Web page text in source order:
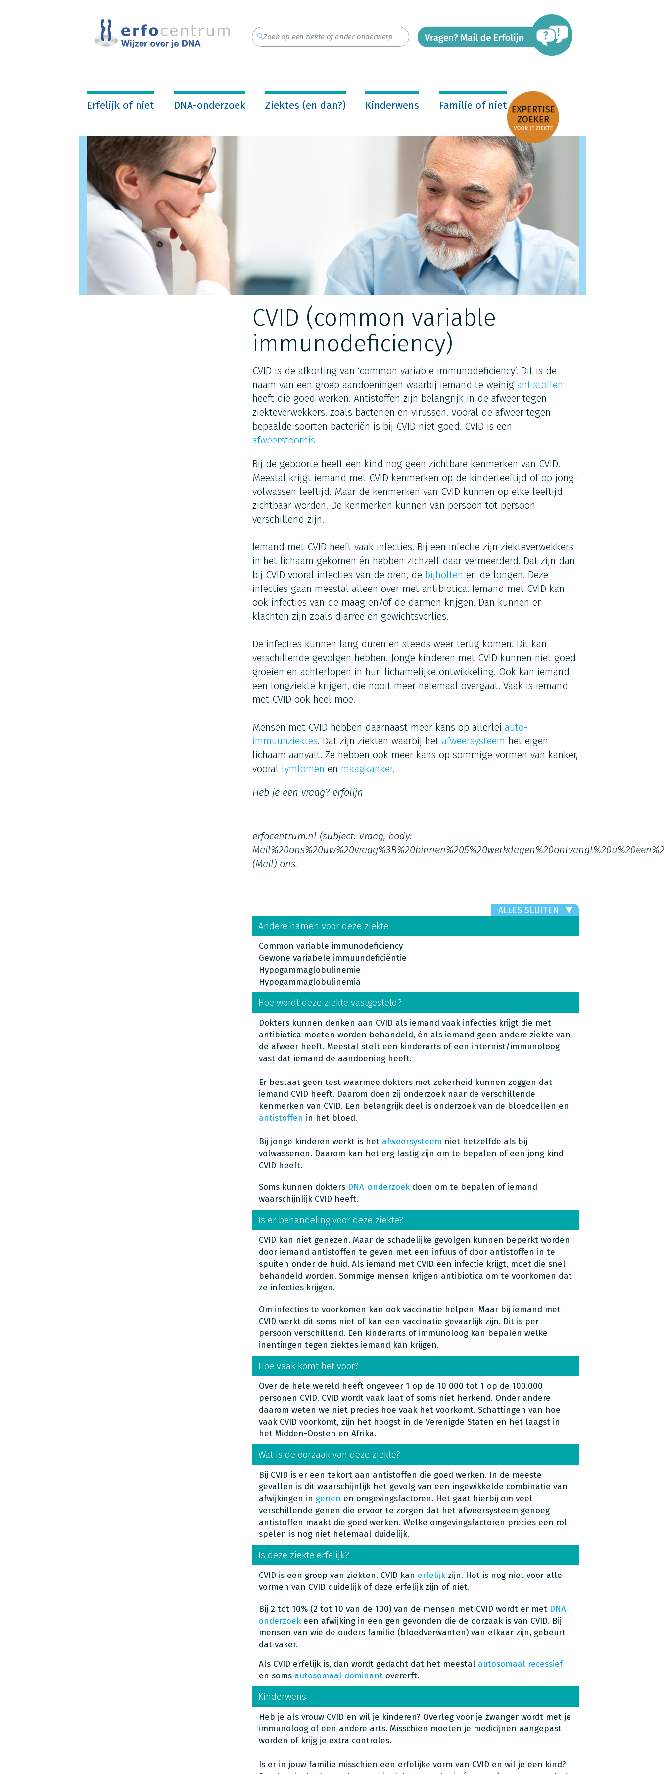
Erfelijk of niet DNA-onderzoek Ziektes (en dan?) Kinderwens Familie of niet
CVID (common variable
immunodeficiency)
CVID is de afkorting van ‘common variable immunodeficiency’. Dit is de
naam van een groep aandoeningen waarbij iemand te weinig antistoffen
heeft die goed werken. Antistoffen zijn belangrijk in de afweer tegen
ziekteverwekkers, zoals bacteriën en virussen. Vooral de afweer tegen
bepaalde soorten bacteriën is bij CVID niet goed. CVID is een
afweerstoornis.
Bij de geboorte heeft een kind nog geen zichtbare kenmerken van CVID.
Meestal krijgt iemand met CVID kenmerken op de kinderleeftijd of op jong-
volwassen leeftijd. Maar de kenmerken van CVID kunnen op elke leeftijd
zichtbaar worden. De kenmerken kunnen van persoon tot persoon
verschillend zijn.
Iemand met CVID heeft vaak infecties. Bij een infectie zijn ziekteverwekkers
in het lichaam gekomen én hebben zichzelf daar vermeerderd. Dat zijn dan
bij CVID vooral infecties van de oren, de bijholten en de longen. Deze
infecties gaan meestal alleen over met antibiotica. Iemand met CVID kan
ook infecties van de maag en/of de darmen krijgen. Dan kunnen er
klachten zijn zoals diarree en gewichtsverlies.
De infecties kunnen lang duren en steeds weer terug komen. Dit kan
verschillende gevolgen hebben. Jonge kinderen met CVID kunnen niet goed
groeien en achterlopen in hun lichamelijke ontwikkeling. Ook kan iemand
een longziekte krijgen, die nooit meer helemaal overgaat. Vaak is iemand
met CVID ook heel moe.
Mensen met CVID hebben daarnaast meer kans op allerlei auto-
immuunziektes. Dat zijn ziekten waarbij het afweersysteem het eigen
lichaam aanvalt. Ze hebben ook meer kans op sommige vormen van kanker,
vooral lymfomen en maagkanker.
Heb je een vraag? erfolijn
erfocentrum.nl (subject: Vraag, body:
(Mail)ons.
ALLES SLUITEN
Andere namen voor deze ziekte
Common variable immunodeficiency
Gewone variabele immuundeficiëntie
Hypogammaglobulinemie
Hypogammaglobulinemia
Hoe wordt deze ziekte vastgesteld?
Dokters kunnen denken aan CVID als iemand vaak infecties krijgt die met
antibiotica moeten worden behandeld, én als iemand geen andere ziekte van
de afweer heeft. Meestal stelt een kinderarts of een internist/immunoloog
vast dat iemand de aandoening heeft.
Er bestaat geen test waarmee dokters met zekerheid kunnen zeggen dat
iemand CVID heeft. Daarom doen zij onderzoek naar de verschillende
kenmerken van CVID. Een belangrijk deel is onderzoek van de bloedcellen en
antistoffen in het bloed.
Bij jonge kinderen werkt is het afweersysteem niet hetzelfde als bij
volwassenen. Daarom kan het erg lastig zijn om te bepalen of een jong kind
CVID heeft.
Soms kunnen dokters DNA-onderzoekdoen om te bepalen of iemand
waarschijnlijk CVID heeft.
Is er behandeling voor deze ziekte?
CVID kan niet genezen. Maar de schadelijke gevolgen kunnen beperkt worden
door iemand antistoffen te geven met een infuus of door antistoffen in te
spuiten onder de huid. Als iemand met CVID een infectie krijgt, moet die snel
behandeld worden. Sommige mensen krijgen antibiotica om te voorkomen dat
ze infecties krijgen.
Om infecties te voorkomen kan ook vaccinatie helpen. Maar bij iemand met
CVID werkt dit soms niet of kan een vaccinatie gevaarlijk zijn. Dit is per
persoon verschillend. Een kinderarts of immunoloog kan bepalen welke
inentingen tegen ziektes iemand kan krijgen.
Hoe vaak komt het voor?
Over de hele wereld heeft ongeveer 1 op de 10 000 tot 1 op de 100.000
personen CVID. CVID wordt vaak laat of soms niet herkend. Onder andere
daarom weten we niet precies hoe vaak het voorkomt. Schattingen van hoe
vaak CVID voorkomt, zijn het hoogst in de Verenigde Staten en het laagst in
het Midden-Oosten en Afrika.
Wat is de oorzaak van deze ziekte?
Bij CVID is er een tekort aan antistoffen die goed werken. In de meeste
gevallen is dit waarschijnlijk het gevolg van een ingewikkelde combinatie van
afwijkingen in genen en omgevingsfactoren. Het gaat hierbij om veel
verschillende genen die ervoor te zorgen dat het afweersysteem genoeg
antistoffen maakt die goed werken. Welke omgevingsfactoren precies een rol
spelen is nog niet helemaal duidelijk.
Is deze ziekte erfelijk?
CVID is een groep van ziekten. CVID kan erfelijkzijn. Het is nog niet voor alle
vormen van CVID duidelijk of deze erfelijk zijn of niet.
Bij 2 tot 10% (2 tot 10 van de 100) van de mensen met CVID wordt er met DNA-
onderzoekeen afwijking in een gen gevonden die de oorzaak is van CVID. Bij
mensen van wie de ouders familie (bloedverwanten) van elkaar zijn, gebeurt
dat vaker.
Als CVID erfelijk is, dan wordt gedacht dat het meestal autosomaal recessief
en soms autosomaal dominantovererft.
Kinderwens
Heb je als vrouw CVID en wil je kinderen? Overleg voor je zwanger wordt met je
immunoloog of een andere arts. Misschien moeten je medicijnen aangepast
worden of krijg je extra controles.
Is er in jouw familie misschien een erfelijke vorm van CVID en wil je een kind?